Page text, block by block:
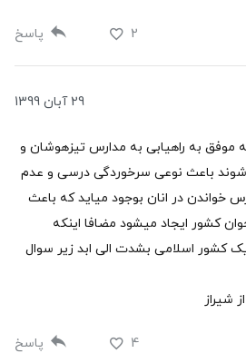
2 پاسخ
29 آبان 1399
موفق به راهیابی به مدارس تیزهوشان و
شوند باعث نوعی سرخوردگی درسی و عدم
خواندن در انان بوجود میاید که باعث
کشور ایجاد میشود مضافا اینکه
کشور اسلامی بشدت الی ابد زیر سوال
شیراز
4 پاسخ